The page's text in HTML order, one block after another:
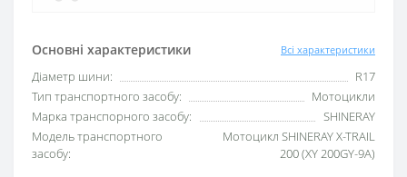
Основні характеристики Всі характеристики
Діаметр шини:
R17
Тип транспортного засобу:
Мотоцикли
Марка транспорного засобу:
SHINERAY
Модель транспортного
засобу:
Мотоцикл SHINERAY X-TRAIL
200 (XY 200GY-9A)